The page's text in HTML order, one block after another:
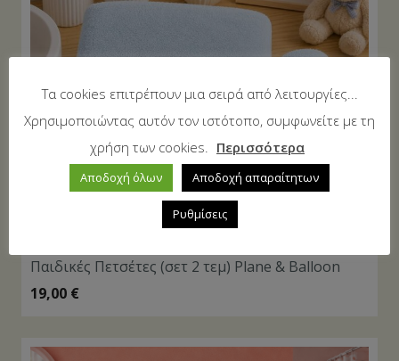
Παιδικές Πετσέτες (σετ 2 τεμ) Plane & Balloon
19,00 €
Τα cookies επιτρέπουν μια σειρά από λειτουργίες...
Χρησιμοποιώντας αυτόν τον ιστότοπο, συμφωνείτε με τη
χρήση των cookies.
Περισσότερα
Αποδοχή όλων Αποδοχή απαραίτητων
Ρυθμίσεις